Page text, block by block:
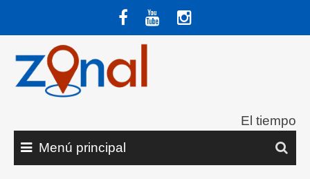
contenido
El tiempo
Menú principal